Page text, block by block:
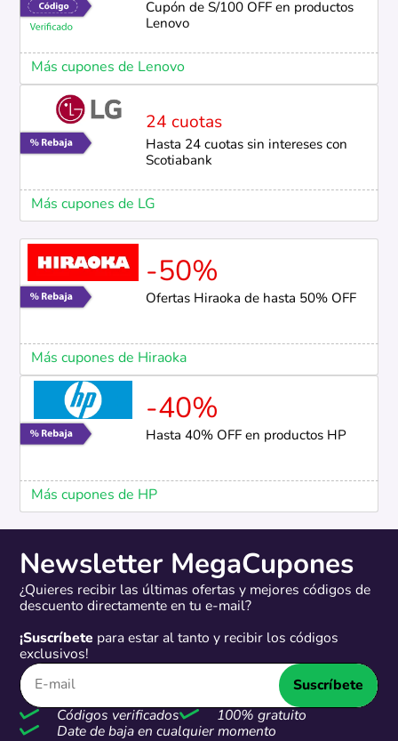
Cupón de S/100 OFF en productos
Lenovo
Más cupones de Lenovo
24 cuotas
Hasta 24 cuotas sin intereses con
Scotiabank
Más cupones de LG
-50%
Ofertas Hiraoka de hasta 50% OFF
Más cupones de Hiraoka
-40%
Hasta 40% OFF en productos HP
Más cupones de HP
Newsletter MegaCupones
¿Quieres recibir las últimas ofertas y mejores códigos de
descuento directamente en tu e-mail?
¡Suscríbete para estar al tanto y recibir los códigos
exclusivos!
Suscríbete
Códigos verificados
100% gratuito
Date de baja en cualquier momento